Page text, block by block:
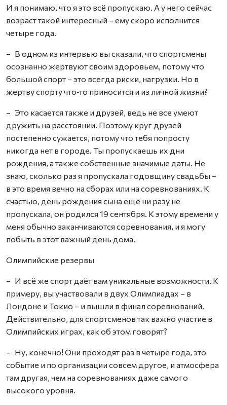
И я понимаю, что я это всё пропускаю. А у него сейчас
возраст такой интересный – ему скоро исполнится
четыре года.
– В одном из интервью вы сказали, что спортсмены
осознанно жертвуют своим здоровьем, потому что
большой спорт – это всегда риски, нагрузки. Но в
жертву спорту что‑то приносится и из личной жизни?
– Это касается также и друзей, ведь не все умеют
дружить на расстоянии. Поэтому круг друзей
постепенно сужается, потому что тебя попросту
никогда нет в городе. Ты пропускаешь их дни
рождения, а также собственные значимые даты. Не
знаю, сколько раз я пропускала годовщину свадьбы –
в это время вечно на сборах или на соревнованиях. К
счастью, день рождения сына ещё ни разу не
пропускала, он родился 19 сентября. К этому времени у
меня обычно заканчиваются соревнования, и я могу
побыть в этот важный день дома.
Олимпийские резервы
– И всё же спорт даёт вам уникальные возможности. К
примеру, вы участвовали в двух Олимпиадах – в
Лондоне и Токио – и вышли в финал соревнований.
Действительно, для спортсменов так важно участие в
Олимпийских играх, как об этом говорят?
– Ну, конечно! Они проходят раз в четыре года, это
событие и по организации совсем другое, и атмосфера
там другая, чем на соревнованиях даже самого
высокого уровня.